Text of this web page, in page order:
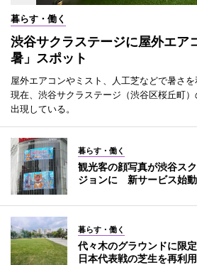
暮らす・働く
渋谷サクラステージに屋外エア
暑」スポット
屋外エアコンやミスト、人工芝などで暑さ
現在、渋谷サクラステージ（渋谷区桜丘町
出現している。
暮らす・働く
観光客の顔写真が渋谷ス
ジョンに 新サービス始
暮らす・働く
代々木のグラウンドに限
日本代表戦の芝生を再利用